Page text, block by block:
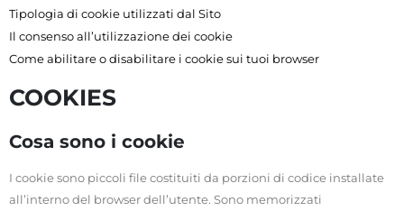
Tipologia di cookie utilizzati dal Sito
Il consenso all’utilizzazione dei cookie
Come abilitare o disabilitare i cookie sui tuoi browser
COOKIES
Cosa sono i cookie
I cookie sono piccoli file costituiti da porzioni di codice installate
all’interno del browser dell’utente. Sono memorizzati